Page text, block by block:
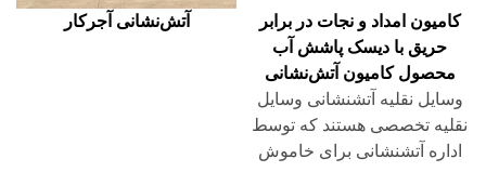
کامیون امداد و نجات در برابر
حریق با دیسک پاشش آب
محصول کامیون آتش‌نشانی
وسایل نقلیه آتشنشانی وسایل
نقلیه تخصصی هستند که توسط
اداره آتشنشانی برای خاموش
آتش‌نشانی آجرکار